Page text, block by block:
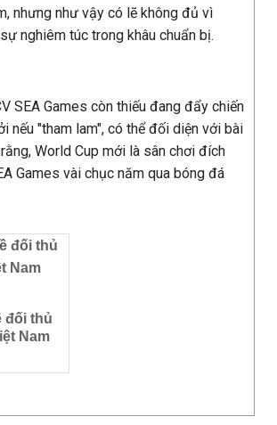
nhưng như vậy có lẽ không đủ vì
nghiêm túc trong khâu chuẩn bị.
SEA Games còn thiếu đang đẩy chiến
nếu "tham lam", có thể đối diện với bài
World Cup mới là sân chơi đích
Games vài chục năm qua bóng đá
đối thủ
Nam